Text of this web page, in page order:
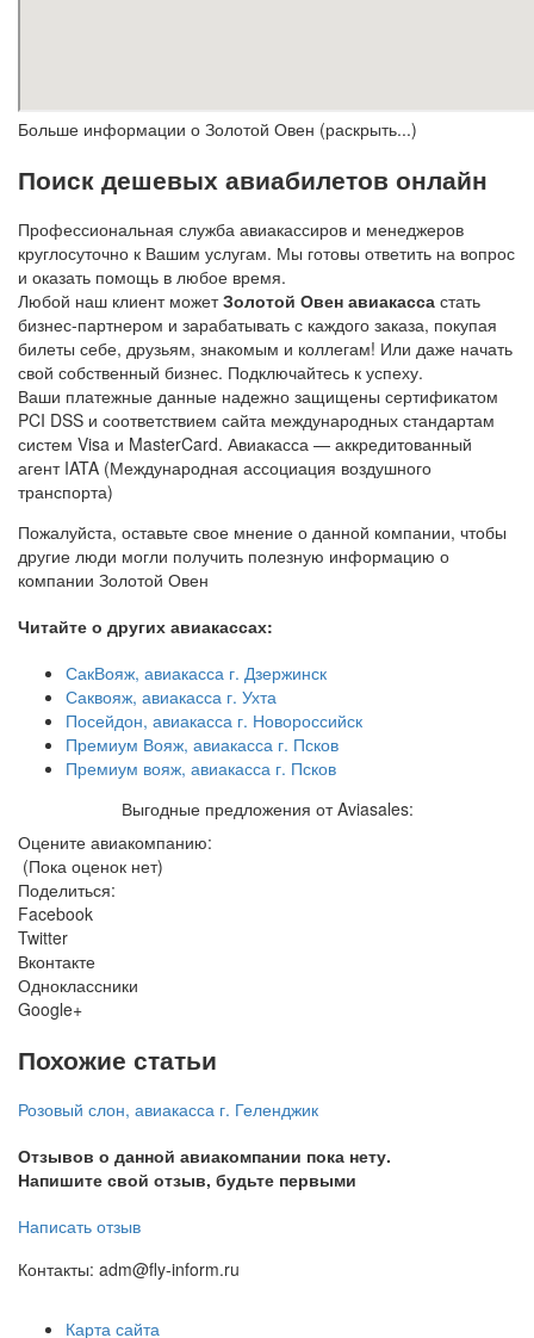
Больше информации о Золотой Овен (раскрыть...)
Поиск дешевых авиабилетов онлайн
Профессиональная служба авиакассиров и менеджеров
круглосуточно к Вашим услугам. Мы готовы ответить на вопрос
и оказать помощь в любое время.
Любой наш клиент можетЗолотой Овен авиакасса стать
бизнес-партнером и зарабатывать с каждого заказа, покупая
билеты себе, друзьям, знакомым и коллегам! Или даже начать
свой собственный бизнес. Подключайтесь к успеху.
Ваши платежные данные надежно защищены сертификатом
PCI DSS и соответствием сайта международных стандартам
систем Visa и MasterCard. Авиакасса — аккредитованный
агент IATA (Международная ассоциация воздушного
транспорта)
Пожалуйста, оставьте свое мнение о данной компании, чтобы
другие люди могли получить полезную информацию о
компании Золотой Овен
Читайте о других авиакассах:
СакВояж, авиакасса г. Дзержинск
Саквояж, авиакасса г. Ухта
Посейдон, авиакасса г. Новороссийск
Премиум Вояж, авиакасса г. Псков
Премиум вояж, авиакасса г. Псков
Выгодные предложения от Aviasales:
Оцените авиакомпанию:
(Пока оценок нет)
Поделиться:
Facebook
Twitter
Вконтакте
Одноклассники
Google+
Похожие статьи
Розовый слон, авиакасса г. Геленджик
Отзывов о данной авиакомпании пока нету.
Напишите свой отзыв, будьте первыми
Написать отзыв
Контакты: adm@fly-inform.ru
Карта сайта